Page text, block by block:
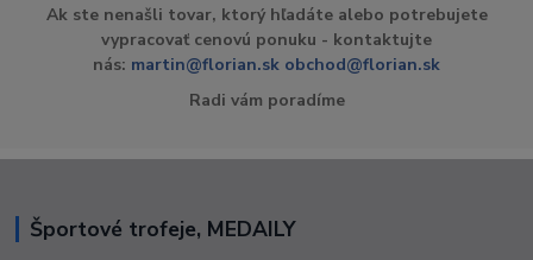
Ak ste nenašli tovar, ktorý hľadáte alebo potrebujete
vypracovať cenovú ponuku - kontaktujte
nás: martin@florian.sk obchod@florian.sk
Radi vám poradíme
Športové trofeje, MEDAILY